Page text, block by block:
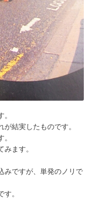
結実したものです。
ます。
みですが、単発のノリで
。